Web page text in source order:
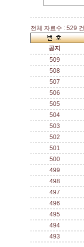
전체 자료수 : 529 건
공지
509
508
507
506
505
504
503
502
501
500
499
498
497
496
495
494
493